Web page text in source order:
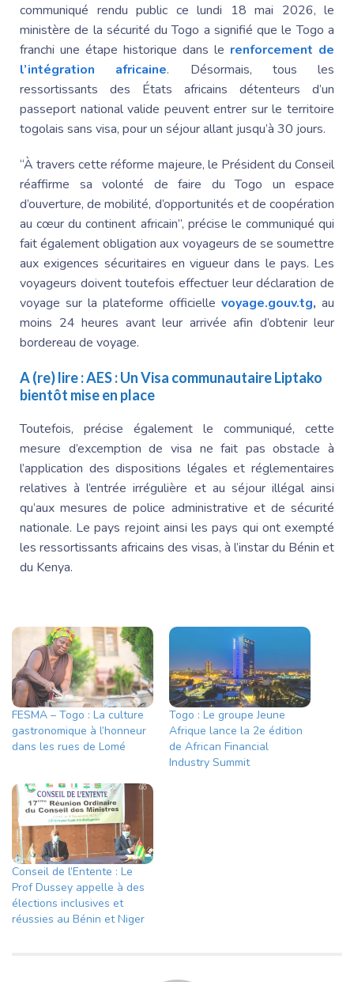
communiqué rendu public ce lundi 18 mai 2026, le
ministère de la sécurité du Togo a signifié que le Togo a
franchi une étape historique dans le renforcement de
l’intégration africaine. Désormais, tous les
ressortissants des États africains détenteurs d’un
passeport national valide peuvent entrer sur le territoire
togolais sans visa, pour un séjour allant jusqu’à 30 jours.
“À travers cette réforme majeure, le Président du Conseil
réaffirme sa volonté de faire du Togo un espace
d’ouverture, de mobilité, d’opportunités et de coopération
au cœur du continent africain”, précise le communiqué qui
fait également obligation aux voyageurs de se soumettre
aux exigences sécuritaires en vigueur dans le pays. Les
voyageurs doivent toutefois effectuer leur déclaration de
voyage sur la plateforme officielle voyage.gouv.tg, au
moins 24 heures avant leur arrivée afin d’obtenir leur
bordereau de voyage.
A (re) lire :AES : Un Visa communautaire Liptako
bientôt mise en place
Toutefois, précise également le communiqué, cette
mesure d’excemption de visa ne fait pas obstacle à
l’application des dispositions légales et réglementaires
relatives à l’entrée irrégulière et au séjour illégal ainsi
qu’aux mesures de police administrative et de sécurité
nationale. Le pays rejoint ainsi les pays qui ont exempté
les ressortissants africains des visas, à l’instar du Bénin et
du Kenya.
FESMA – Togo : La culture
gastronomique à l’honneur
dans les rues de Lomé
Togo : Le groupe Jeune
Afrique lance la 2e édition
de African Financial
Industry Summit
Conseil de l’Entente : Le
Prof Dussey appelle à des
élections inclusives et
réussies au Bénin et Niger